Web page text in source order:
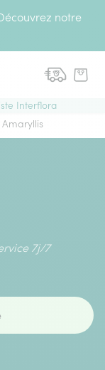
notre
Interflora
Amaryllis
7j/7